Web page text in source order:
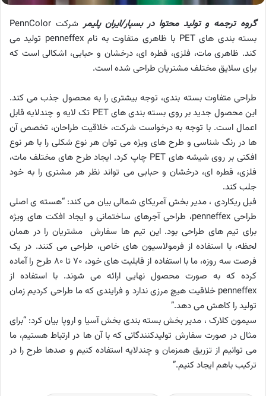
گروه ترجمه و تولید محتوا در بسپار/ایران پلیمر
شرکت PennColor
بسته بندی های PET با ظاهری متفاوت به نام penneffex تولید می
کند. ظاهری مات، فلزی، قطره ای، درخشان و حبابی، اشکالی است که
برای سلایق مختلف مشتریان طراحی شده است.
طراحی متفاوت بسته بندی، توجه بیشتری را به محصول جذب می کند.
این محصول جدید بر روی بسته بندی های PET تک لایه و چندلایه قابل
اعمال است. با توجه به درخواست شرکت، خلاقیت طراحان، تخصص آن
ها در رنگ شناسی و طرح های ویژه می توان هر نوع شکلی را با هر نوع
افکتی بر روی شیشه های PET چاپ کرد. ایجاد طرح های مختلف مات،
فلزی، قطره ای، درخشان و حبابی می تواند نظر هر مشتری را به خود
جلب کند.
فیل ریکاردی ، مدیر بخش آمریکای شمالی بیان می کند: “هسته ی اصلی
طراحی penneffex، طراحی آجرهای ساختمانی و ایجاد افکت های ویژه
برای تیم های طراحی بود. این تیم ها سفارش مشتریان را در همان
لحظه، با استفاده از فرمولاسیون های خاص، طراحی می کنند. در یک
فرصت سه روزه، ما با استفاده از قابلیت های خود، 70 تا 80 طرح را آماده
کرده که به صورت محصول نهایی ارائه می شوند. با استفاده از
penneffex خلاقیت هیچ مرزی ندارد و فرایندی که ما طراحی کردیم زمان
تولید را کاهش می دهد.”
سیمون کلارک ، مدیر بخش بسته بندی بخش آسیا و اروپا بیان کرد: “برای
مثال در صورت سفارش تولیدکنندگانی که با آن ها در ارتباط هستیم، ما
می توانیم از تزریق همزمان و چندلایه استفاده کنیم و صدها طرح را در
ترکیب باهم ایجاد کنیم.”